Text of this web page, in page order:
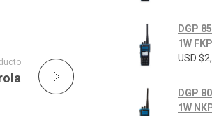
DGP
1W
USD $
DGP
1W